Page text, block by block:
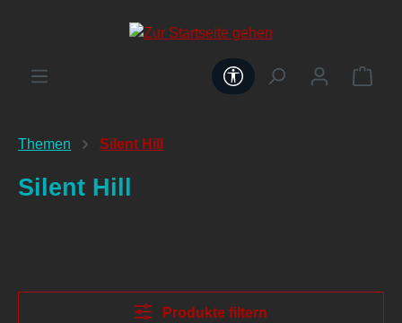
Werkzeugleiste
Themen Silent Hill
Silent Hill
Produkte filtern